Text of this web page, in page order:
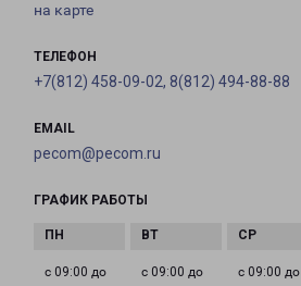
на карте
ТЕЛЕФОН
+7(812) 458-09-02, 8(812) 494-88-88
EMAIL
pecom@pecom.ru
ГРАФИК РАБОТЫ
с 09:00 до
с 09:00 до
с 09:00 до